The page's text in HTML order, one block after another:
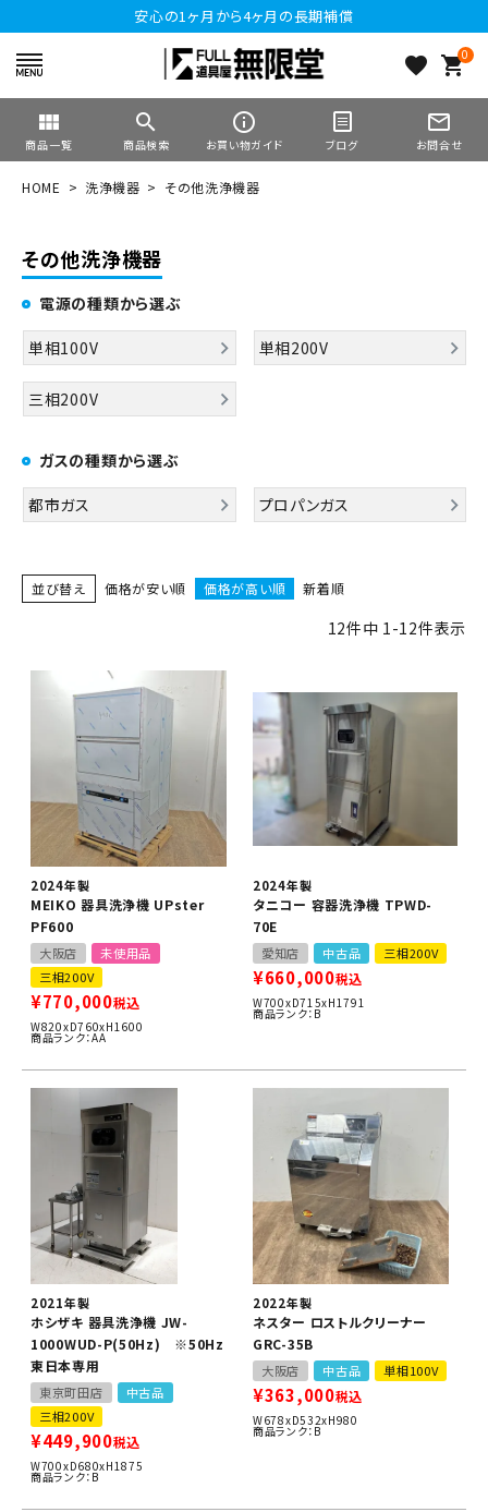
安心の1ヶ月から4ヶ月の長期補償
favorite 0
shopping_cart
view_module
商品一覧
search
商品検索
info_outline
お買い物ガイド ブログ
mail_outline
お問合せ
HOME 洗浄機器 その他洗浄機器
その他洗浄機器
電源の種類から選ぶ
単相100V 単相200V
三相200V
ガスの種類から選ぶ
都市ガス プロパンガス
並び替え 価格が安い順 価格が高い順 新着順
12件中 1-12件表示
2024年製
MEIKO 器具洗浄機 UPster
PF600
大阪店
未使用品
三相200V
¥770,000税込
W820xD760xH1600
商品ランク：AA
2024年製
タニコー 容器洗浄機 TPWD-
70E
愛知店 中古品 三相200V
¥660,000税込
W700xD715xH1791
商品ランク：B
2021年製
ホシザキ 器具洗浄機 JW-
1000WUD-P(50Hz) ※50Hz
東日本専用
東京町田店
中古品
三相200V
¥449,900税込
W700xD680xH1875
商品ランク：B
2022年製
ネスター ロストルクリーナー
GRC-35B
大阪店 中古品 単相100V
¥363,000税込
W678xD532xH980
商品ランク：B